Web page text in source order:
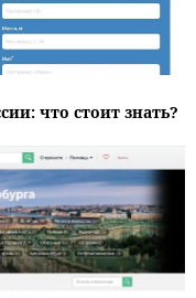
что стоит знать?